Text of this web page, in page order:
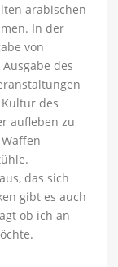
arabischen
In der
von
des
des
aufleben zu
das sich
gibt es auch
ob ich an